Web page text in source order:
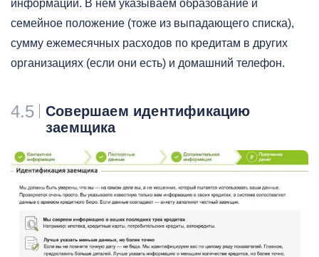
информации. В нем указываем образование и
семейное положение (тоже из выпадающего списка),
сумму ежемесячных расходов по кредитам в других
организациях (если они есть) и домашний телефон.
4.5
Совершаем идентификацию
заемщика